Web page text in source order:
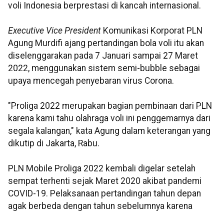
voli Indonesia berprestasi di kancah internasional.
Executive Vice President Komunikasi Korporat PLN
Agung Murdifi ajang pertandingan bola voli itu akan
diselenggarakan pada 7 Januari sampai 27 Maret
2022, menggunakan sistem semi-bubble sebagai
upaya mencegah penyebaran virus Corona.
"Proliga 2022 merupakan bagian pembinaan dari PLN
karena kami tahu olahraga voli ini penggemarnya dari
segala kalangan," kata Agung dalam keterangan yang
dikutip di Jakarta, Rabu.
PLN Mobile Proliga 2022 kembali digelar setelah
sempat terhenti sejak Maret 2020 akibat pandemi
COVID-19. Pelaksanaan pertandingan tahun depan
agak berbeda dengan tahun sebelumnya karena